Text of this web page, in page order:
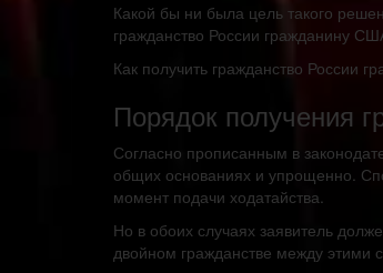
Какой бы ни была цель такого
гражданство России гражданину
Как получить гражданство России
Порядок получения
Согласно прописанным в
общих основаниях и упрощенно.
момент подачи ходатайства.
Но в обоих случаях заявитель
двойном гражданстве между этими